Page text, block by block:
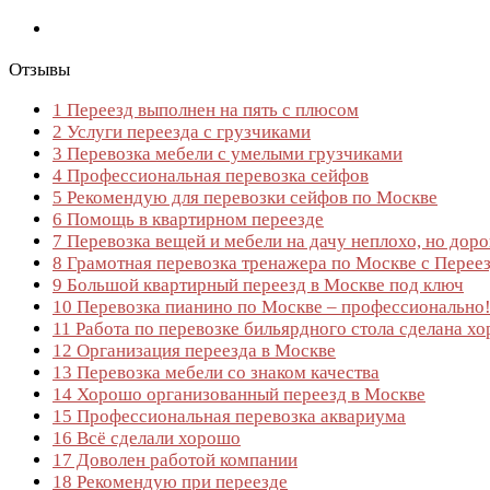
Отзывы
1 Переезд выполнен на пять с плюсом
2 Услуги переезда с грузчиками
3 Перевозка мебели с умелыми грузчиками
4 Профессиональная перевозка сейфов
5 Рекомендую для перевозки сейфов по Москве
6 Помощь в квартирном переезде
7 Перевозка вещей и мебели на дачу неплохо, но
8 Грамотная перевозка тренажера по Москве с
9 Большой квартирный переезд в Москве под ключ
10 Перевозка пианино по Москве – профессионально!
11 Работа по перевозке бильярдного стола сделана
12 Организация переезда в Москве
13 Перевозка мебели со знаком качества
14 Хорошо организованный переезд в Москве
15 Профессиональная перевозка аквариума
16 Всё сделали хорошо
17 Доволен работой компании
18 Рекомендую при переезде